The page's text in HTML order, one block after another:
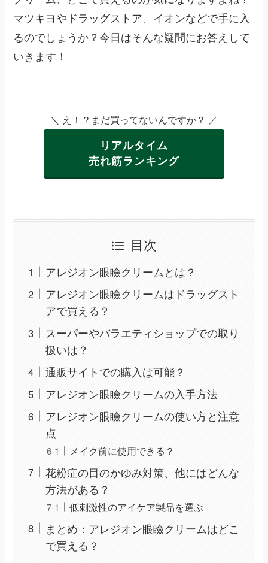
マツキヨやドラッグストア、イオンなどで手に入
るのでしょうか？今日はそんな疑問にお答えして
いきます！
＼ え！？まだ買ってないんですか？ ／
リアルタイム
売れ筋ランキング
目次
アレジオン眼瞼クリームとは？
アレジオン眼瞼クリームはドラッグスト
アで買える？
スーパーやバラエティショップでの取り
扱いは？
通販サイトでの購入は可能？
アレジオン眼瞼クリームの入手方法
アレジオン眼瞼クリームの使い方と注意
点
メイク前に使用できる？
花粉症の目のかゆみ対策、他にはどんな
方法がある？
低刺激性のアイケア製品を選ぶ
まとめ：アレジオン眼瞼クリームはどこ
で買える？